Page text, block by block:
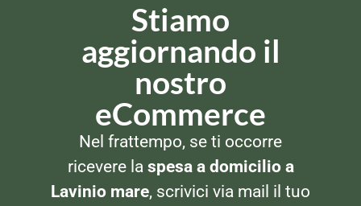
ACCESSORI
Friendly Pet Pad – 10
ALIMENTI PER CANI
Pedigree Pollo 400gr
Stiamo
aggiornando il
nostro
eCommerce
Nel frattempo, se ti occorre
ricevere la spesa a domicilio a
Lavinio mare, scrivici via mail il tuo